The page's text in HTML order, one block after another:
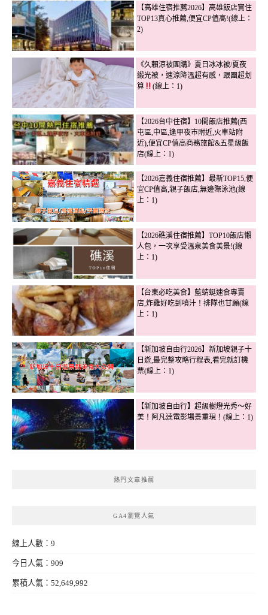
【高雄住宿推薦2026】高雄飯店實住
TOP13真心推薦,便宜CP值高!(線上：
2)
《久賴涼被團購》夏日冰冰被/夏夜
緞光被，速涼降溫超有感，跟團超划
算
(線上：1)
【2026台中住宿】10間飯店推薦(西
屯區,中區,逢甲夜市附近,火車站附
近),便宜CP值高商務旅館&五星級飯
店(線上：1)
【2026嘉義住宿推薦】最新TOP15,便
宜CP值高,親子飯店,無邊際泳池(線
上：1)
【2026礁溪住宿推薦】TOP10飯店懶
人包，一次享受溫泉美食美景!(線
上：1)
【台東必吃美食】藍蜻蜓速食專賣
店,炸雞好吃到噴汁！排隊也甘願(線
上：1)
【新加坡自由行2026】新加坡親子十
日遊,最完整攻略行程表,看完就訂機
票(線上：1)
【新加坡自由行】超級樹燈光秀～好
美！阿凡達電影場景重現！(線上：1)
熱門文章推薦
GA4瀏覽人氣
線上人數：9
今日人氣：909
累積人氣：52,649,992